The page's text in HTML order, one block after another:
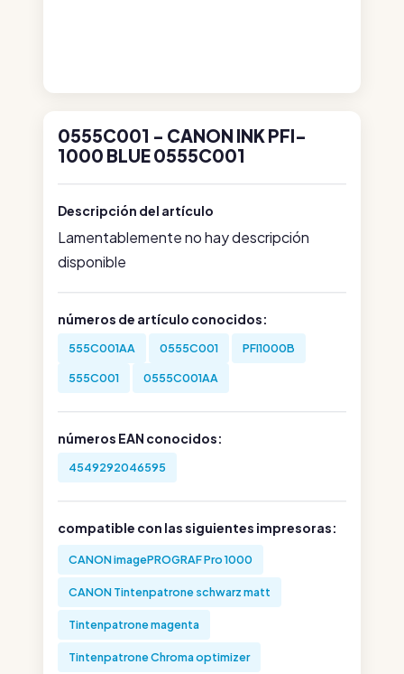
0555C001 - CANON INK PFI-
1000 BLUE 0555C001
Descripción del artículo
Lamentablemente no hay descripción
disponible
números de artículo conocidos:
555C001AA 0555C001 PFI1000B
555C001 0555C001AA
números EAN conocidos:
4549292046595
compatible con las siguientes impresoras:
CANON imagePROGRAF Pro 1000
CANON Tintenpatrone schwarz matt
Tintenpatrone magenta
Tintenpatrone Chroma optimizer